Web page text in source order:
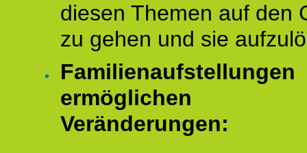
diesen Themen auf den
zu gehen und sie
Familienaufstellungen
ermöglichen
Veränderungen: